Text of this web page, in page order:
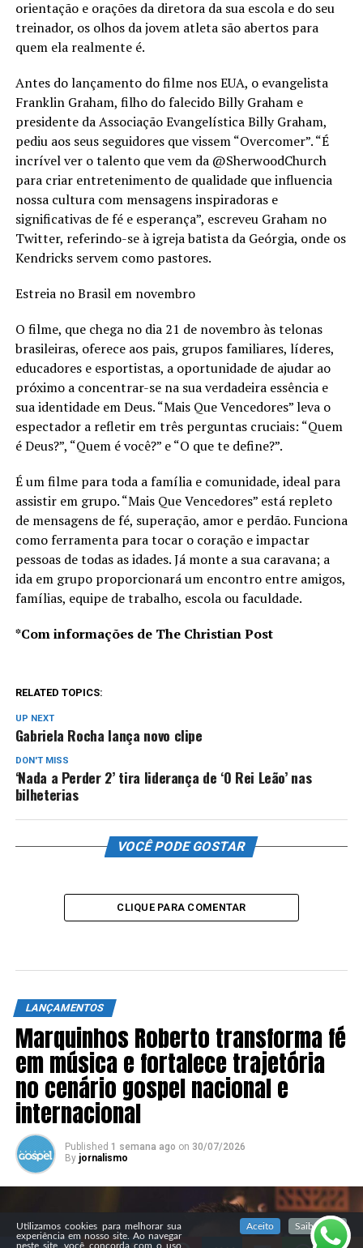
SIGA NOSSAS REDES SOCIAIS
orientação e orações da diretora da sua escola e do seu
treinador, os olhos da jovem atleta são abertos para
quem ela realmente é.
Antes do lançamento do filme nos EUA, o evangelista
Franklin Graham, filho do falecido Billy Graham e
presidente da Associação Evangelística Billy Graham,
pediu aos seus seguidores que vissem “Overcomer”. “É
incrível ver o talento que vem da @SherwoodChurch
para criar entretenimento de qualidade que influencia
nossa cultura com mensagens inspiradoras e
significativas de fé e esperança”, escreveu Graham no
Twitter, referindo-se à igreja batista da Geórgia, onde os
Kendricks servem como pastores.
Estreia no Brasil em novembro
O filme, que chega no dia 21 de novembro às telonas
brasileiras, oferece aos pais, grupos familiares, líderes,
educadores e esportistas, a oportunidade de ajudar ao
próximo a concentrar-se na sua verdadeira essência e
sua identidade em Deus. “Mais Que Vencedores” leva o
espectador a refletir em três perguntas cruciais: “Quem
é Deus?”, “Quem é você?” e “O que te define?”.
É um filme para toda a família e comunidade, ideal para
assistir em grupo. “Mais Que Vencedores” está repleto
de mensagens de fé, superação, amor e perdão. Funciona
como ferramenta para tocar o coração e impactar
pessoas de todas as idades. Já monte a sua caravana; a
ida em grupo proporcionará um encontro entre amigos,
famílias, equipe de trabalho, escola ou faculdade.
*Com informações de The Christian Post
RELATED TOPICS:
UP NEXT
Gabriela Rocha lança novo clipe
DON'T MISS
‘Nada a Perder 2’ tira liderança de ‘O Rei Leão’ nas
bilheterias
VOCÊ PODE GOSTAR
CLIQUE PARA COMENTAR
LANÇAMENTOS
Marquinhos Roberto transforma fé
em música e fortalece trajetória
no cenário gospel nacional e
internacional
Published 1 semana ago on 30/07/2026
By jornalismo
Utilizamos cookies para melhorar sua
experiência em nosso site. Ao navegar
neste site, você concorda com o uso
Aceito Saiba mais